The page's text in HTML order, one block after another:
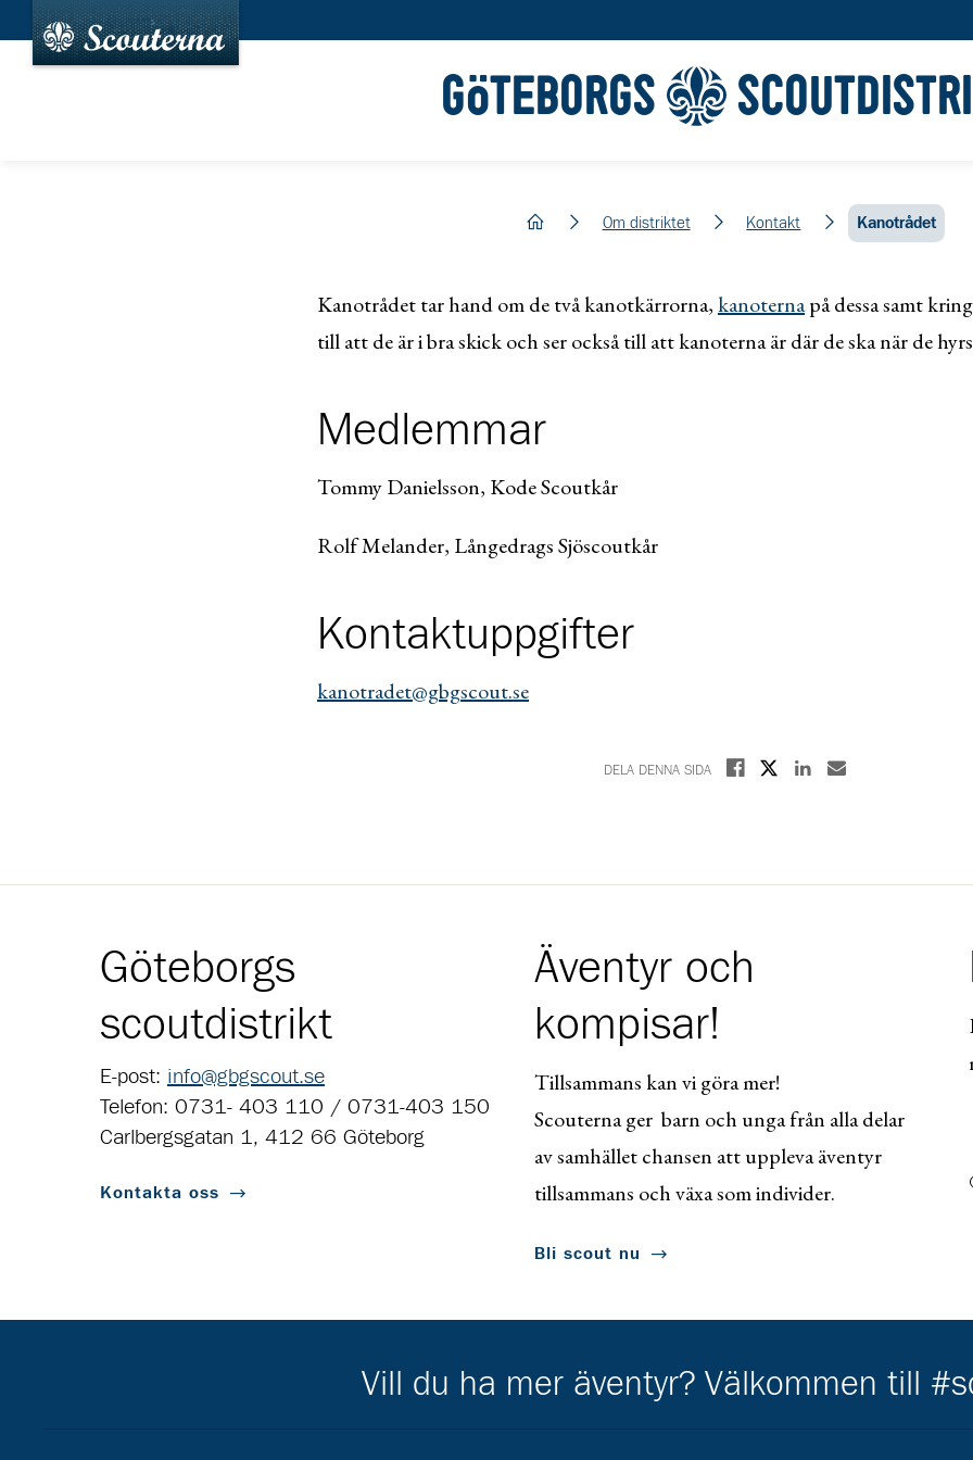
GÖTEBORGS
hem Om distriktet Kontakt Kanotrådet
Kanotrådet tar hand om de två kanotkärrorna,kanoternapå dessa samt
till att de är i bra skick och ser också till att kanoterna är där de ska när de
Medlemmar
Tommy Danielsson, Kode Scoutkår
Rolf Melander, Långedrags Sjöscoutkår
Kontaktuppgifter
kanotradet@gbgscout.se
DELA DENNA SIDA Dela på Facebook
Dela på XDela på Linkedin
Dela med E-post
Göteborgs
scoutdistrikt
E-post: info@gbgscout.se
Telefon: 0731- 403 110 / 0731-403 150
Carlbergsgatan 1, 412 66 Göteborg
Kontakta oss
Äventyr och
kompisar!
Tillsammans kan vi göra mer!
Scouterna ger barn och unga från alla delar
av samhället chansen att uppleva äventyr
tillsammans och växa som individer.
Bli scout nu
Vill du ha mer äventyr? Välkommen till